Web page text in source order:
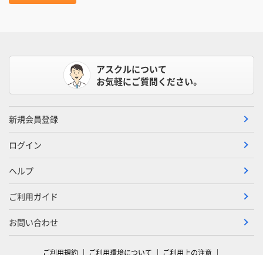
アスクルについて
お気軽にご質問ください。
新規会員登録
ログイン
ヘルプ
ご利用ガイド
お問い合わせ
ご利用規約 ご利用環境について ご利用上の注意